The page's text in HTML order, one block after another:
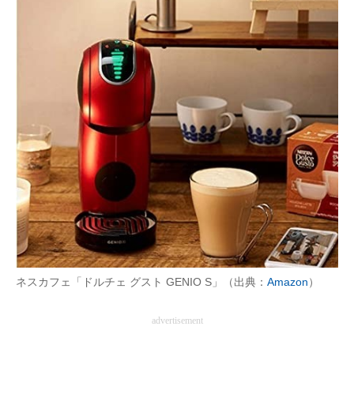
好きが集まる 比べて選べる
ビジネスと働き方のヒント
AI活用のいまが分かる
企業ITのトレンドを詳説
経営リーダーのコミュニティ
マーケ×ITの今がよく分かる
ITエンジニア向け専門サイト
企業向けIT製品の総合サイト
ネスカフェ「ドルチェ グスト GENIO S」（出典： Amazon）
advertisement